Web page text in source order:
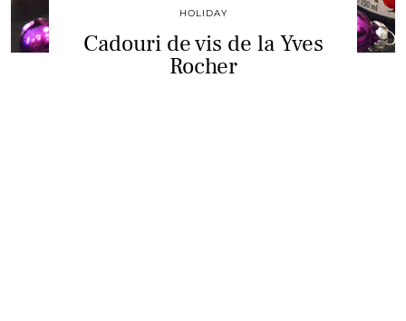
HOLIDAY
Cadouri de vis de la Yves
Rocher